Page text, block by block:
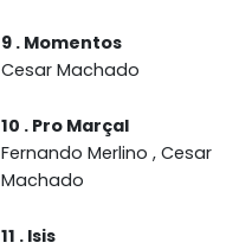
9 . Momentos
Cesar Machado
10 . Pro Marçal
Fernando Merlino , Cesar
Machado
11 . Isis